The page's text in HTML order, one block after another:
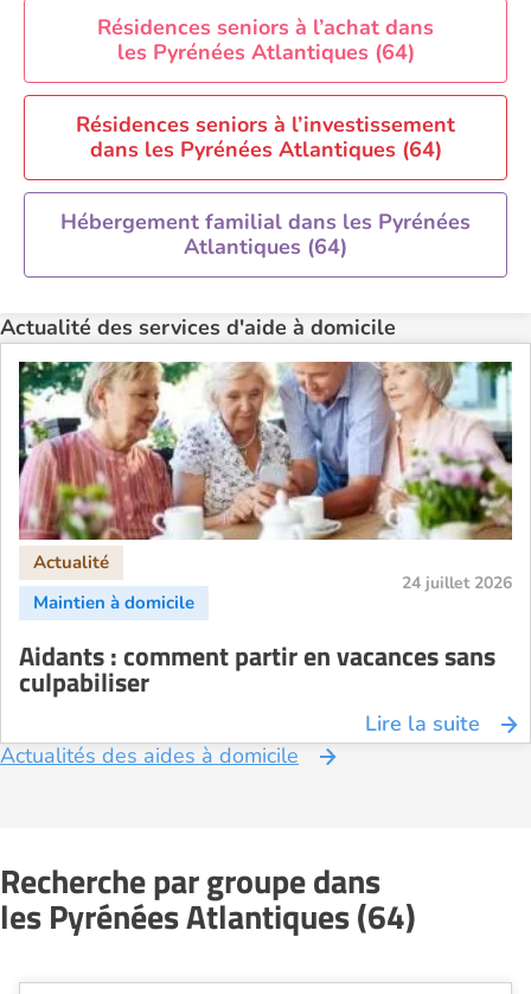
Aide à domicile Toulouse
Recherche par ville
Résidences seniors à l’achat dans
les Pyrénées Atlantiques (64)
Résidences seniors à l’investissement
dans les Pyrénées Atlantiques (64)
Hébergement familial dans les Pyrénées
Atlantiques (64)
Actualité des services d'aide à domicile
24 juillet 2026
Aidants : comment partir en vacances sans
culpabiliser
Lire la suite
Actualités des aides à domicile
Recherche par groupe dans
les Pyrénées Atlantiques (64)